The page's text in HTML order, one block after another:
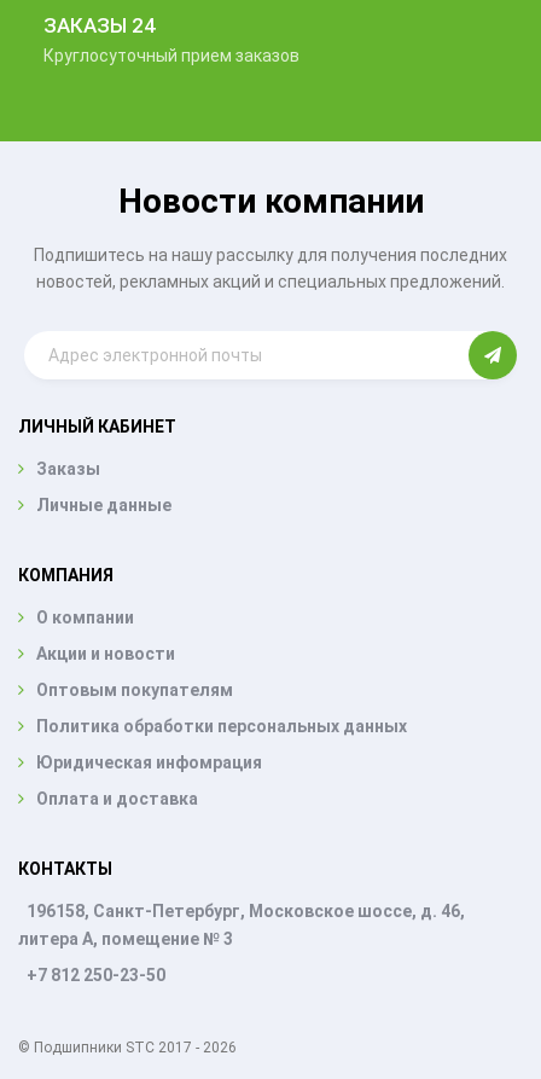
ЗАКАЗЫ 24
Круглосуточный прием заказов
Новости компании
Подпишитесь на нашу рассылку для получения последних
новостей, рекламных акций и специальных предложений.
ЛИЧНЫЙ КАБИНЕТ
Заказы
Личные данные
КОМПАНИЯ
О компании
Акции и новости
Оптовым покупателям
Политика обработки персональных данных
Юридическая инфомрация
Оплата и доставка
КОНТАКТЫ
196158, Санкт-Петербург, Московское шоссе, д. 46,
литера А, помещение № 3
+7 812 250-23-50
© Подшипники STC 2017 - 2026